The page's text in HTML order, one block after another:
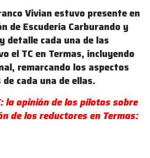
Vivian estuvo presente en
de Escudería Carburando y
detalle cada una de las
el TC en Termas, incluyendo
remarcando los aspectos
cada una de ellas.
la opinión de los pilotos sobre
de los reductores en Termas: